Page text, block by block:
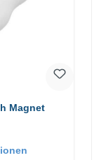
Magnet